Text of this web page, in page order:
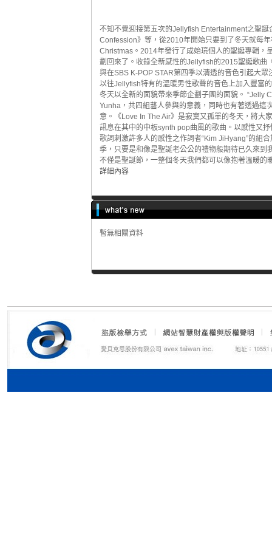
不知不覺迎接第五次的Jellyfish Entertainment之聖
Confession》等，從2010年開始只要到了冬天就每
Christmas。2014年發行了成始璄個人的聖誕專輯，
劃回來了。收錄全新感性的Jellyfish的2015聖誕歌曲
與在SBS K-POP STAR第四季以清透的音色引起大眾
以往Jellyfish特有的溫暖男性歌聲的音色上加入豐富
冬天以全新的面貌帶來季節企劃子團的面貌。 “Jelly
Yunha，共四組藝人參與的意義，同時也有著透過這
意。《Love In The Air》是寂寞又孤單的冬天，將大
訊息在其中的中板synth pop曲風的歌曲。以感性又
歌詞刺激許多人的感性之作詞者“Kim JiHyang”的組
季，只要是和像是聖誕老公公的禮物般期待已久來
不僅是聖誕節，一整個冬天我們都可以像抱著溫暖的
詳細內容
暫無相關資料